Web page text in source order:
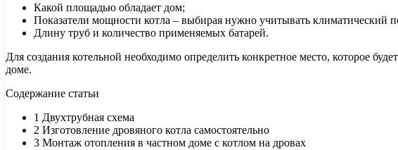
Какой площадью обладает дом;
Показатели мощности котла – выбирая нужно учитывать климатический
Длину труб и количество применяемых батарей.
Для создания котельной необходимо определить конкретное место, которое
доме.
Содержание статьи
1 Двухтрубная схема
2 Изготовление дровяного котла самостоятельно
3 Монтаж отопления в частном доме с котлом на дровах